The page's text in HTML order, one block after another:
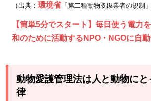
（出典： 環境省「第二種動物取扱業者の規制」
【簡単5分でスタート】毎日使う電力
和のために活動するNPO・NGOに自
動物愛護管理法は人と動物に
律